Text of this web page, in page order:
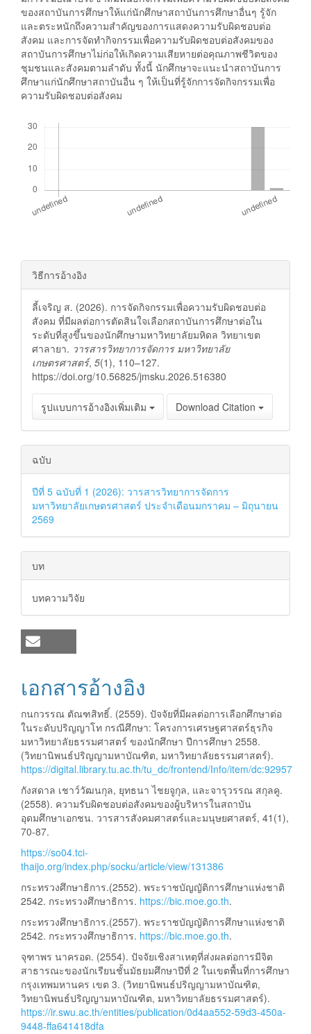
ของสถาบันการศึกษาให้แก่นักศึกษาสถาบันการศึกษาอื่นๆ รู้จัก
และตระหนักถึงความสำคัญของการแสดงความรับผิดชอบต่อ
สังคม และการจัดทำกิจกรรมเพื่อความรับผิดชอบต่อสังคมของ
สถาบันการศึกษาไม่ก่อให้เกิดความเสียหายต่อคุณภาพชีวิตของ
ชุมชนและสังคมตามลำดับ ทั้งนี้ นักศึกษาจะแนะนำสถาบันการ
ศึกษาแก่นักศึกษาสถาบันอื่น ๆ ให้เป็นที่รู้จักการจัดกิจกรรมเพื่อ
ความรับผิดชอบต่อสังคม
วิธีการอ้างอิง
ลี้เจริญ ส. (2026). การจัดกิจกรรมเพื่อความรับผิดชอบต่อ
สังคม ที่มีผลต่อการตัดสินใจเลือกสถาบันการศึกษาต่อใน
ระดับที่สูงขึ้นของนักศึกษามหาวิทยาลัยมหิดล วิทยาเขต
ศาลายา. วารสารวิทยาการจัดการ มหาวิทยาลัย
เกษตรศาสตร์, 5(1), 110–127.
https://doi.org/10.56825/jmsku.2026.516380
รูปแบบการอ้างอิงเพิ่มเติม Download Citation
ฉบับ
ปีที่ 5 ฉบับที่ 1 (2026): วารสารวิทยาการจัดการ
มหาวิทยาลัยเกษตรศาสตร์ ประจำเดือนมกราคม – มิถุนายน
2569
บท
บทความวิจัย
เอกสารอ้างอิง
กนกวรรณ ตัณฑสิทธิ์. (2559). ปัจจัยที่มีผลต่อการเลือกศึกษาต่อ
ในระดับปริญญาโท กรณีศึกษา: โครงการเศรษฐศาสตร์ธุรกิจ
มหาวิทยาลัยธรรมศาสตร์ ของนักศึกษา ปีการศึกษา 2558.
(วิทยานิพนธ์ปริญญามหาบัณฑิต, มหาวิทยาลัยธรรมศาสตร์).
https://digital.library.tu.ac.th/tu_dc/frontend/Info/item/dc:92957
กังสดาล เชาว์วัฒนกุล, ยุทธนา ไชยจูกุล, และจารุวรรณ สกุลคู.
(2558). ความรับผิดชอบต่อสังคมของผู้บริหารในสถาบัน
อุดมศึกษาเอกชน. วารสารสังคมศาสตร์และมนุษยศาสตร์, 41(1),
70-87.
https://so04.tci-
thaijo.org/index.php/socku/article/view/131386
กระทรวงศึกษาธิการ.(2552). พระราชบัญญัติการศึกษาแห่งชาติ
2542. กระทรวงศึกษาธิการ. https://bic.moe.go.th.
กระทรวงศึกษาธิการ.(2557). พระราชบัญญัติการศึกษาแห่งชาติ
2542. กระทรวงศึกษาธิการ. https://bic.moe.go.th.
จุฑาพร นาครอด. (2554). ปัจจัยเชิงสาเหตุที่ส่งผลต่อการมีจิต
สาธารณะของนักเรียนชั้นมัธยมศึกษาปีที่ 2 ในเขตพื้นที่การศึกษา
กรุงเทพมหานคร เขต 3. (วิทยานิพนธ์ปริญญามหาบัณฑิต,
วิทยานิพนธ์ปริญญามหาบัณฑิต, มหาวิทยาลัยธรรมศาสตร์).
https://ir.swu.ac.th/entities/publication/0d4aa552-59d3-450a-
9448-ffa641418dfa